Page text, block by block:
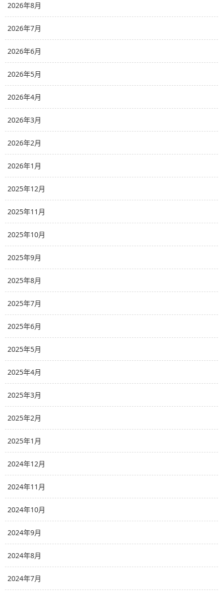
2026年8月
2026年7月
2026年6月
2026年5月
2026年4月
2026年3月
2026年2月
2026年1月
2025年12月
2025年11月
2025年10月
2025年9月
2025年8月
2025年7月
2025年6月
2025年5月
2025年4月
2025年3月
2025年2月
2025年1月
2024年12月
2024年11月
2024年10月
2024年9月
2024年8月
2024年7月